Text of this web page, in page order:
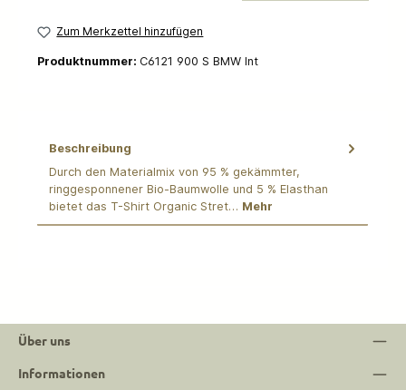
Zum Merkzettel hinzufügen
Produktnummer: C6121 900 S BMW Int
Beschreibung
Durch den Materialmix von 95 % gekämmter,
ringgesponnener Bio-Baumwolle und 5 % Elasthan
bietet das T-Shirt Organic Stret… Mehr
Über uns
Informationen